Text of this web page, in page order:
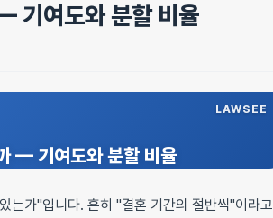
기여도와 분할 비율
— 기여도와 분할 비율
LAWSEE
는가"입니다. 흔히 "결혼 기간의 절반씩"이라고